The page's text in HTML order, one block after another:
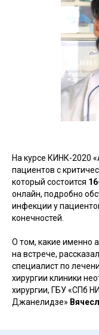
На курсе КИНК-2020
пациентов с
который состоится
онлайн, подробно
инфекции у
конечностей.
О том, какие именно
на встрече,
специалист по
хирургии клиники
хирургии, ГБУ «СПб
Джанелидзе»